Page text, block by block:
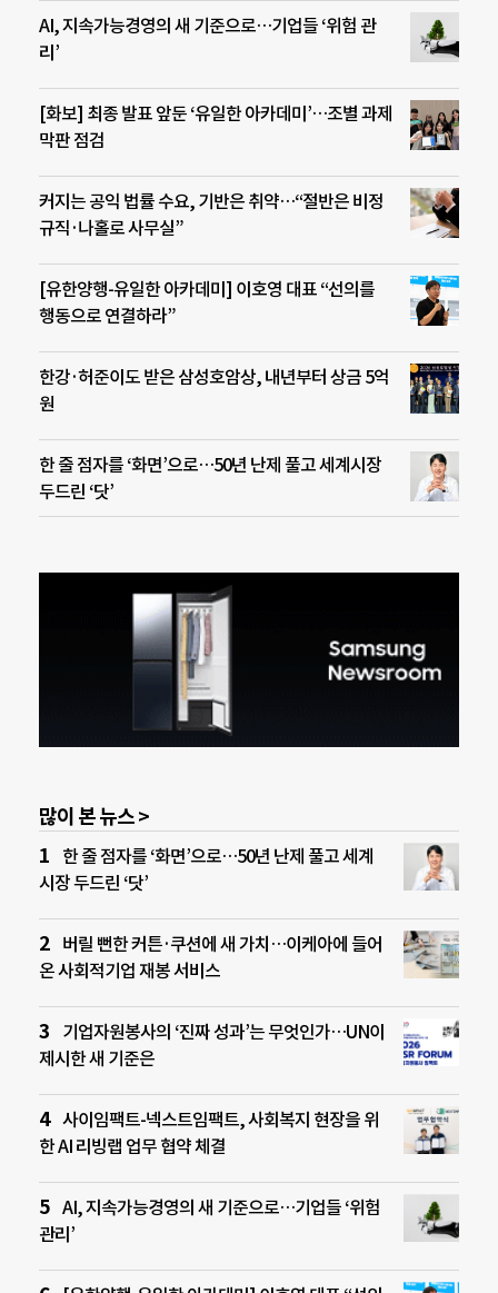
AI, 지속가능경영의 새 기준으로…기업들 ‘위험 관
리’
[화보] 최종 발표 앞둔 ‘유일한 아카데미’…조별 과제
막판 점검
커지는 공익 법률 수요, 기반은 취약…“절반은 비정
규직·나홀로 사무실”
[유한양행-유일한 아카데미] 이호영 대표 “선의를
행동으로 연결하라”
한강·허준이도 받은 삼성호암상, 내년부터 상금 5억
원
한 줄 점자를 ‘화면’으로…50년 난제 풀고 세계시장
두드린 ‘닷’
많이 본 뉴스 >
한 줄 점자를 ‘화면’으로…50년 난제 풀고 세계
시장 두드린 ‘닷’
버릴 뻔한 커튼·쿠션에 새 가치…이케아에 들어
온 사회적기업 재봉 서비스
기업자원봉사의 ‘진짜 성과’는 무엇인가…UN이
제시한 새 기준은
사이임팩트-넥스트임팩트, 사회복지 현장을 위
한 AI 리빙랩 업무 협약 체결
AI, 지속가능경영의 새 기준으로…기업들 ‘위험
관리’